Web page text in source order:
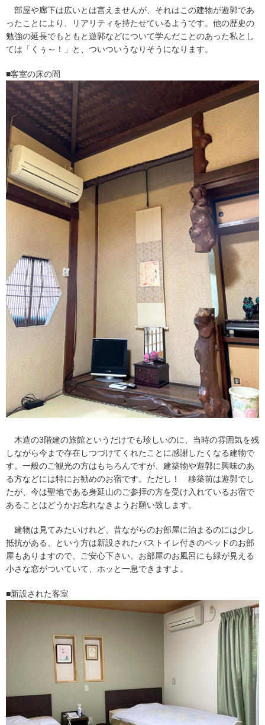
部屋や廊下は広いとは言えませんが、それはこの建物が遊郭であ
ったことにより、リアリティを持たせているようです。他の歴史の
勉強の延長でもともと遊郭などについて学んだことのあった私とし
ては「くぅ～！」と、ついついうなりそうになります。
■客室の床の間
木造の3階建の旅館というだけでも珍しいのに、当時の雰囲気を残
しながら今まで存在しつづけてくれたことに感謝したくなる建物で
す。一般のご観光の方はもちろんですが、建築物や遊郭に興味のあ
る方などには特にお勧めのお宿です。ただし！ 移築前は遊郭でし
たが、今は聖地である身延山のご参拝の方を受け入れているお宿で
あることはどうかお忘れなきようお願い致します。
建物は見てみたいけれど、昔ながらのお部屋に泊まるのには少し
抵抗がある、という方は新設されたバストイレ付きのベッドのお部
屋もありますので、ご安心下さい。お部屋のお風呂にも緑が見える
小さな窓がついていて、ホッと一息できますよ。
■新設された客室